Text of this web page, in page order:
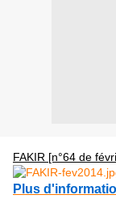
FAKIR [n°64 de
Plus